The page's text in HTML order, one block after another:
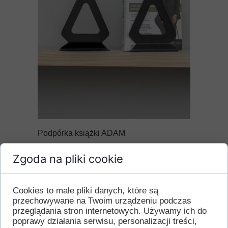
Podpórka książki ADAM
Promamet -Polski producent akcesoriów meblowych i
budowlanych
Zgoda na pliki cookie
Cookies to małe pliki danych, które są
przechowywane na Twoim urządzeniu podczas
przeglądania stron internetowych. Używamy ich do
poprawy działania serwisu, personalizacji treści,